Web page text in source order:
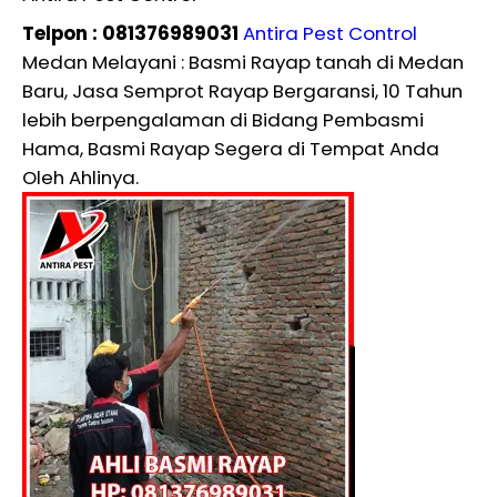
Telpon : 081376989031 Antira Pest Control
Medan Melayani : Basmi Rayap tanah di Medan
Baru, Jasa Semprot Rayap Bergaransi, 10 Tahun
lebih berpengalaman di Bidang Pembasmi
Hama, Basmi Rayap Segera di Tempat Anda
Oleh Ahlinya.